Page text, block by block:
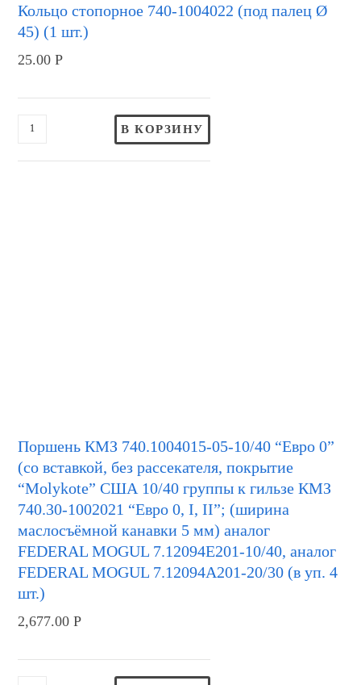
Кольцо стопорное 740-1004022 (под палец Ø
45) (1 шт.)
25.00Р
В КОРЗИНУ
Поршень КМЗ 740.1004015-05-10/40 “Евро 0”
(со вставкой, без рассекателя, покрытие
“Molykote” США 10/40 группы к гильзе КМЗ
740.30-1002021 “Евро 0, I, II”; (ширина
маслосъёмной канавки 5 мм) аналог
FEDERAL MOGUL 7.12094E201-10/40, аналог
FEDERAL MOGUL 7.12094А201-20/30 (в уп. 4
шт.)
2,677.00Р